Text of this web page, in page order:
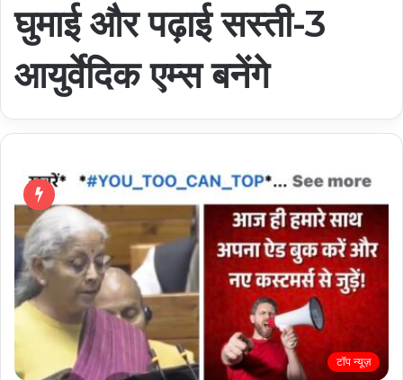
घुमाई और पढ़ाई सस्ती-3
आयुर्वेदिक एम्स बनेंगे
टॉप न्यूज़